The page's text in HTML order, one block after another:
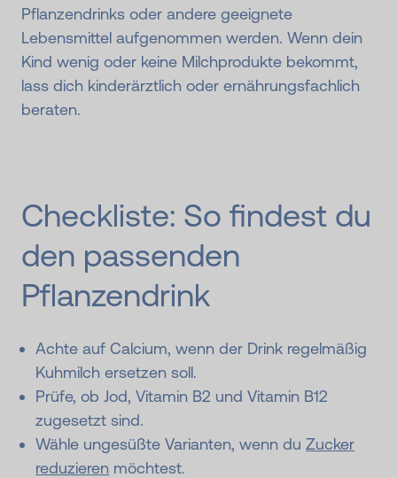
Pflanzendrinks oder andere geeignete
Lebensmittel aufgenommen werden. Wenn dein
Kind wenig oder keine Milchprodukte bekommt,
lass dich kinderärztlich oder ernährungsfachlich
beraten.
Checkliste: So findest du
den passenden
Pflanzendrink
Achte auf Calcium, wenn der Drink regelmäßig
Kuhmilch ersetzen soll.
Prüfe, ob Jod, Vitamin B2 und Vitamin B12
zugesetzt sind.
Wähle ungesüßte Varianten, wenn duZucker
reduzieren möchtest.